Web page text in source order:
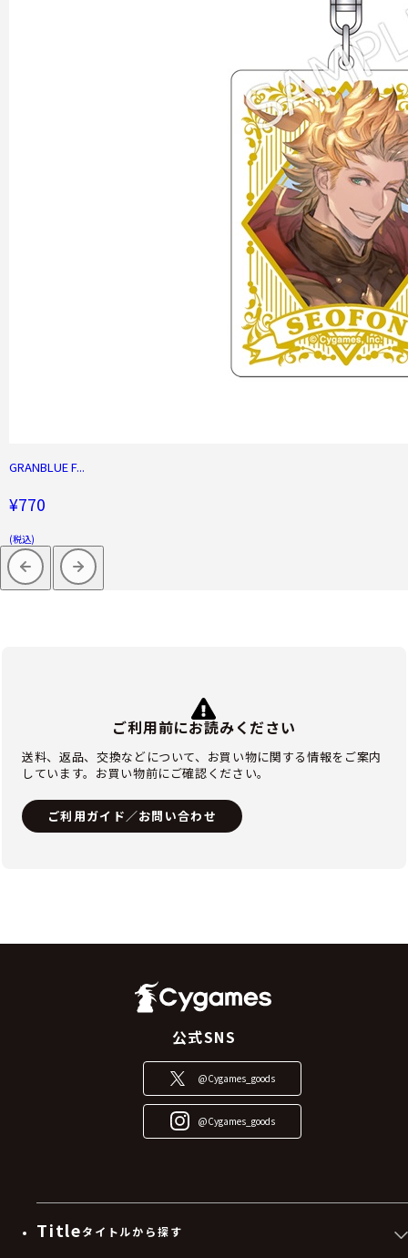
GRANBLUE F...
¥770
(税込)
ご利用前にお読みください
送料、返品、交換などについて、お買い物に関する情報をご案内
しています。お買い物前にご確認ください。
ご利用ガイド／お問い合わせ
公式SNS
@Cygames_goods
@Cygames_goods
Titleタイトルから探す